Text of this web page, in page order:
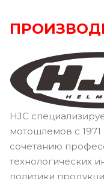
HJC
мотошлемов с
сочетанию
технологических
политики